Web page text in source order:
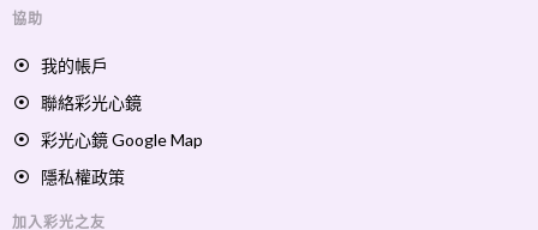
協助
我的帳戶
聯絡彩光心鏡
彩光心鏡 Google Map
隱私權政策
加入彩光之友